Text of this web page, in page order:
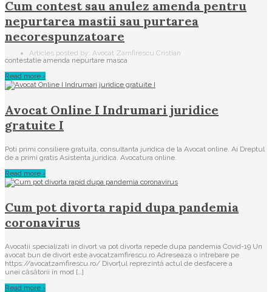
Articles posted by: Avocat Zamfirescu Cristian
Cum contest sau anulez amenda pentru
nepurtarea mastii sau purtarea
necorespunzatoare
contestatie amenda nepurtare masca
Read more ›
Avocat Online I Indrumari juridice
gratuite I
Poti primi consiliere gratuita, consultanta juridica de la Avocat online. Ai Dreptul
de a primi gratis Asistenta juridica. Avocatura online.
Read more ›
Cum pot divorta rapid dupa pandemia
coronavirus
Avocatii specializati in divort va pot divorta repede dupa pandemia Covid-19 Un
avocat bun de divort este avocatzamfirescu.ro Adreseaza o intrebare pe
https://avocatzamfirescu.ro/ Divorțul reprezintă actul de desfacere a
unei căsătorii în mod […]
Read more ›